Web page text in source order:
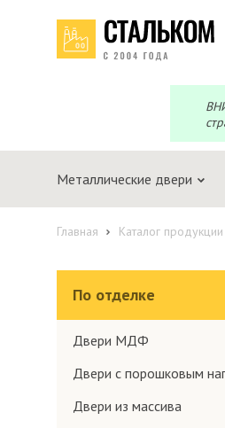
Металлические двери
Главная Каталог продукции
По отделке
Двери МДФ
Двери с порошковым
Двери из массива
Telegram
Max
Перезвоним?